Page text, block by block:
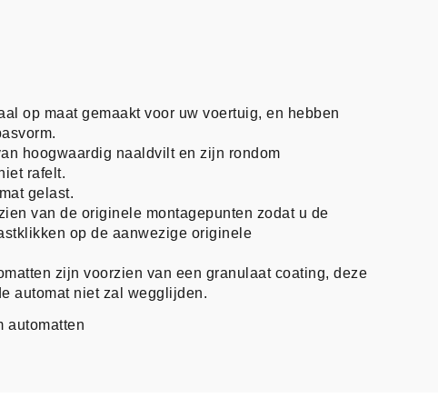
op maat gemaakt voor uw voertuig, en hebben
hoogwaardig naaldvilt en zijn rondom
rafelt.
gelast.
van de originele montagepunten zodat u de
op de aanwezige originele
zijn voorzien van een granulaat coating, deze
automat niet zal wegglijden.
automatten